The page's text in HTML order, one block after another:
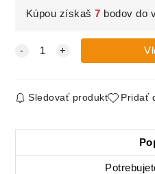
Kúpou získaš7 bodov do
Sledovať produkt Pridať